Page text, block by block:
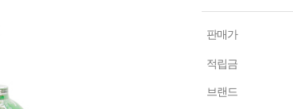
판매가
적립금
브랜드